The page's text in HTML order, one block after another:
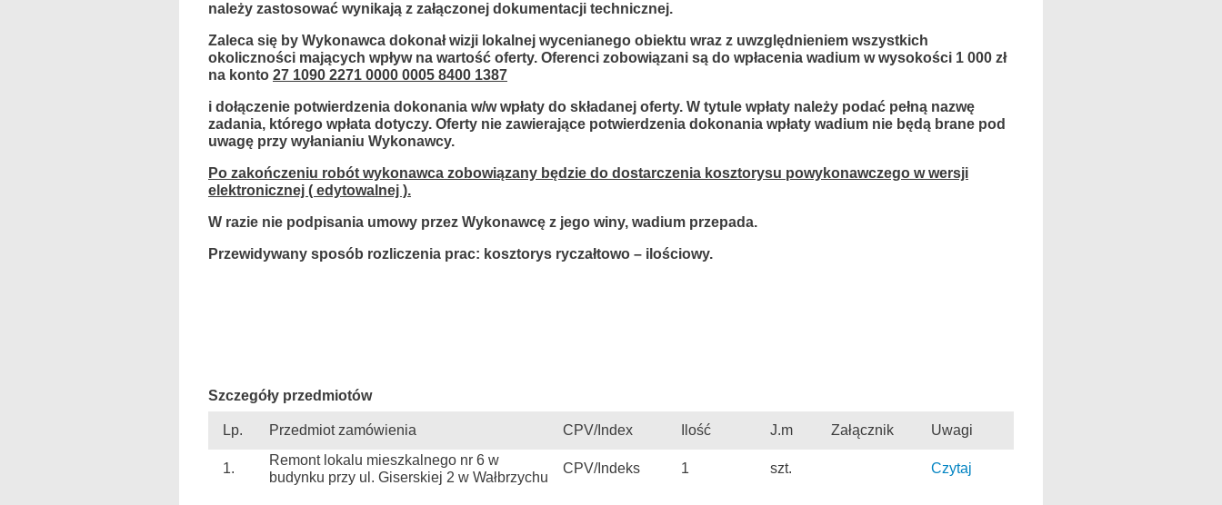
należy zastosować wynikają z załączonej dokumentacji technicznej.
Zaleca się by Wykonawca dokonał wizji lokalnej wycenianego obiektu wraz z uwzględnieniem wszystkich
okoliczności mających wpływ na wartość oferty. Oferenci zobowiązani są do wpłacenia wadium w wysokości 1 000 zł
na konto 27 1090 2271 0000 0005 8400 1387
i dołączenie potwierdzenia dokonania w/w wpłaty do składanej oferty. W tytule wpłaty należy podać pełną nazwę
zadania, którego wpłata dotyczy. Oferty nie zawierające potwierdzenia dokonania wpłaty wadium nie będą brane pod
uwagę przy wyłanianiu Wykonawcy.
Po zakończeniu robót wykonawca zobowiązany będzie do dostarczenia kosztorysu powykonawczego w wersji
elektronicznej ( edytowalnej ).
W razie nie podpisania umowy przez Wykonawcę z jego winy, wadium przepada.
Przewidywany sposób rozliczenia prac: kosztorys ryczałtowo – ilościowy.
Szczegóły przedmiotów
Lp. Przedmiot zamówienia CPV/Index Ilość J.m Załącznik Uwagi
1.
Remont lokalu mieszkalnego nr 6 w
budynku przy ul. Giserskiej 2 w Wałbrzychu
CPV/Indeks 1 szt. Czytaj